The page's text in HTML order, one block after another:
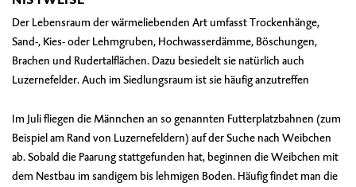
Der Lebensraum der wärmeliebenden Art umfasst Trockenhänge,
Sand-, Kies- oder Lehmgruben, Hochwasserdämme, Böschungen,
Brachen und Rudertalflächen. Dazu besiedelt sie natürlich auch
Luzernefelder. Auch im Siedlungsraum ist sie häufig anzutreffen
Im Juli fliegen die Männchen an so genannten Futterplatzbahnen (zum
Beispiel am Rand von Luzernefeldern) auf der Suche nach Weibchen
ab. Sobald die Paarung stattgefunden hat, beginnen die Weibchen mit
dem Nestbau im sandigem bis lehmigen Boden. Häufig findet man die